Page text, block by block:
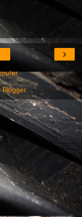
›
Blogger.